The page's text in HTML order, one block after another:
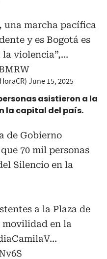
una marcha pacífica
y es Bogotá es
la violencia”,…
June 15, 2025
asistieron a la
la capital del país.
de Gobierno
70 mil personas
Silencio en la
a la Plaza de
movilidad en la
…